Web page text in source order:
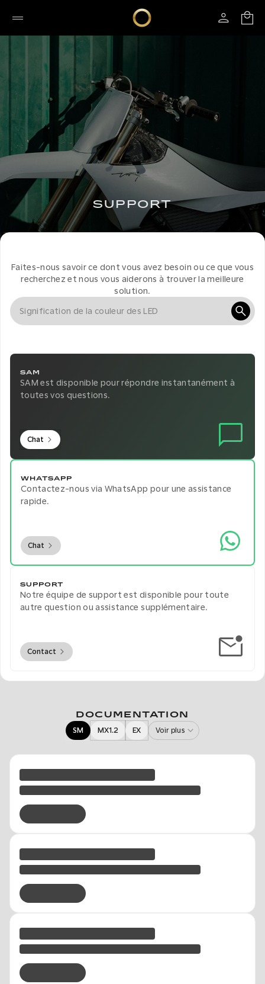
SUPPORT
Faites-nous savoir ce dont vous avez besoin ou ce que vous
recherchez et nous vous aiderons à trouver la meilleure
solution.
SAM
SAM est disponible pour répondre instantanément à
toutes vos questions.
Chat
WHATSAPP
Contactez-nous via WhatsApp pour une assistance
rapide.
Chat
SUPPORT
Notre équipe de support est disponible pour toute
autre question ou assistance supplémentaire.
Contact
DOCUMENTATION
SM
MX1.2 EX Voir plus